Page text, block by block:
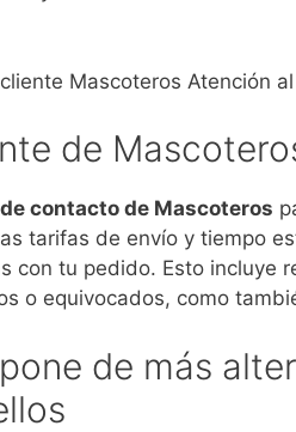
Mascoteros Atención
de
contacto de Mascoteros
tarifas de envío y tiempo
con tu pedido. Esto incluye
o equivocados, como
de más